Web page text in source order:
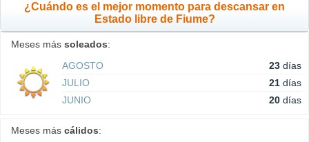
¿Cuándo es el mejor momento para descansar en
Estado libre de Fiume?
Meses más soleados:
AGOSTO
23 días
JULIO
21 días
JUNIO
20 días
Meses más cálidos: